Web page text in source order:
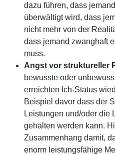
dazu führen, dass
überwältigt wird, dass
nicht mehr von der
dass jemand zwanghaft
muss.
Angst vor struktureller
bewusste oder
erreichten Ich-Status
Beispiel davor dass der
Leistungen und/oder die
gehalten werden kann.
Zusammenhang damit,
enorm leistungsfähige